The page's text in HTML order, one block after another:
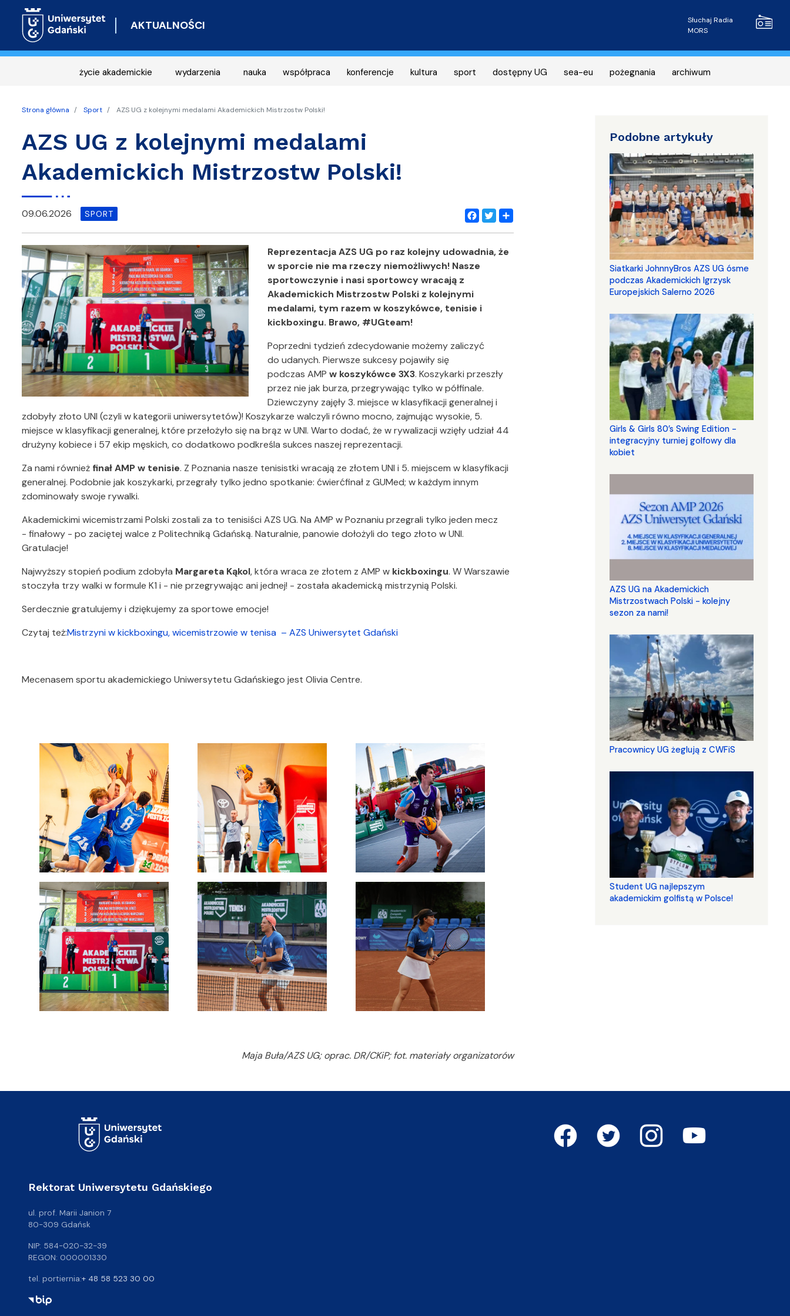
AKTUALNOŚCI Radio
Słuchaj Radia
MORS
życie akademickie wydarzenia nauka współpraca konferencje kultura sport dostępny UG sea-eu pożegnania archiwum
Strona główna Sport AZS UG z kolejnymi medalami Akademickich Mistrzostw Polski!
AZS UG z kolejnymi medalami
Akademickich Mistrzostw Polski!
Facebook
Twitter
Share
09.06.2026 SPORT
Reprezentacja AZS UG po raz kolejny udowadnia, że
w sporcie nie ma rzeczy niemożliwych! Nasze
sportowczynie i nasi sportowcy wracają z
Akademickich Mistrzostw Polski z kolejnymi
medalami, tym razem w koszykówce, tenisie i
kickboxingu. Brawo, #UGteam!
Poprzedni tydzień zdecydowanie możemy zaliczyć
do udanych. Pierwsze sukcesy pojawiły się
podczas AMPw koszykówce 3X3. Koszykarki przeszły
przez nie jak burza, przegrywając tylko w półfinale.
Dziewczyny zajęły 3. miejsce w klasyfikacji generalnej i
zdobyły złoto UNI (czyli w kategorii uniwersytetów)! Koszykarze walczyli równo mocno, zajmując wysokie, 5.
miejsce w klasyfikacji generalnej, które przełożyło się na brąz w UNI. Warto dodać, że w rywalizacji wzięły udział 44
drużyny kobiece i 57 ekip męskich, co dodatkowo podkreśla sukces naszej reprezentacji.
Za nami również finał AMP w tenisie. Z Poznania nasze tenisistki wracają ze złotem UNI i 5. miejscem w klasyfikacji
generalnej. Podobnie jak koszykarki, przegrały tylko jedno spotkanie: ćwierćfinał z GUMed; w każdym innym
zdominowały swoje rywalki.
Akademickimi wicemistrzami Polski zostali za to tenisiści AZS UG. Na AMP w Poznaniu przegrali tylko jeden mecz
- finałowy - po zaciętej walce z Politechniką Gdańską. Naturalnie, panowie dołożyli do tego złoto w UNI.
Gratulacje!
Najwyższy stopień podium zdobyła Margareta Kąkol, która wraca ze złotem z AMP w kickboxingu. W Warszawie
stoczyła trzy walki w formule K1 i - nie przegrywając ani jednej! - została akademicką mistrzynią Polski.
Serdecznie gratulujemy i dziękujemy za sportowe emocje!
Czytaj też:Mistrzyni w kickboxingu, wicemistrzowie w tenisa – AZS Uniwersytet Gdański
Mecenasem sportu akademickiego Uniwersytetu Gdańskiego jest Olivia Centre.
Maja Buła/AZS UG; oprac. DR/CKiP; fot. materiały organizatorów
Podobne artykuły
Siatkarki JohnnyBros AZS UG ósme
podczas Akademickich Igrzysk
Europejskich Salerno 2026
Girls & Girls 80’s Swing Edition -
integracyjny turniej golfowy dla
kobiet
AZS UG na Akademickich
Mistrzostwach Polski - kolejny
sezon za nami!
Pracownicy UG żeglują z CWFiS
Student UG najlepszym
akademickim golfistą w Polsce!
Rektorat Uniwersytetu Gdańskiego
ul. prof. Marii Janion 7
80-309 Gdańsk
NIP: 584-020-32-39
REGON: 000001330
tel. portiernia:+ 48 58 523 30 00